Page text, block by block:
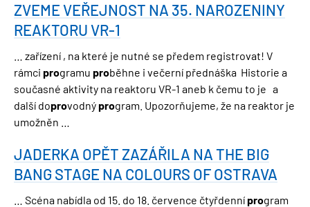
ZVEME VEŘEJNOST NA 35. NAROZENINY
REAKTORU VR-1
… zařízení , na které je nutné se předem registrovat! V
rámci programu proběhne i večerní přednáška Historie a
současné aktivity na reaktoru VR-1 aneb k čemu to je a
další doprovodnýprogram. Upozorňujeme, že na reaktor je
umožněn …
JADERKA OPĚT ZAZÁŘILA NA THE BIG
BANG STAGE NA COLOURS OF OSTRAVA
… Scéna nabídla od 15. do 18. července čtyřdenníprogram